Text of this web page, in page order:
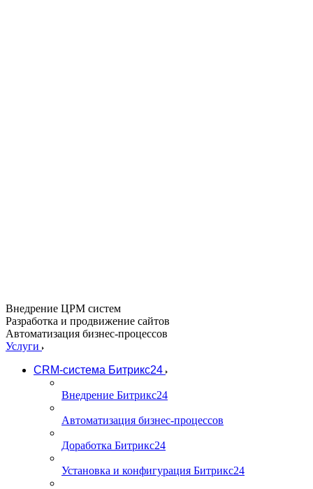
Внедрение ЦРМ систем
Разработка и продвижение сайтов
Автоматизация бизнес-процессов
Услуги
CRM-система Битрикс24
Внедрение Битрикс24
Автоматизация бизнес-процессов
Доработка Битрикс24
Установка и конфигурация Битрикс24